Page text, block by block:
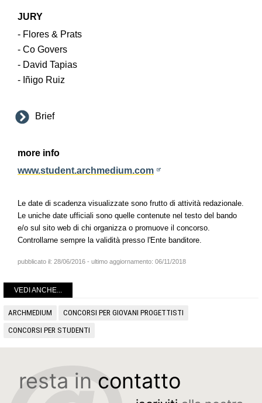
JURY
- Flores & Prats
- Co Govers
- David Tapias
- Iñigo Ruiz
Brief
more info
www.student.archmedium.com
Le date di scadenza visualizzate sono frutto di attività redazionale.
Le uniche date ufficiali sono quelle contenute nel testo del bando
e/o sul sito web di chi organizza o promuove il concorso.
Controllarne sempre la validità presso l'Ente banditore.
pubblicato il: 28/06/2016 - ultimo aggiornamento: 06/11/2018
VEDI ANCHE...
ARCHMEDIUM
CONCORSI PER GIOVANI PROGETTISTI
CONCORSI PER STUDENTI
resta in contatto